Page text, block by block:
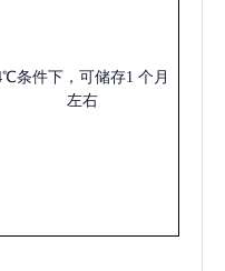
条件下，可储存1 个月
左右